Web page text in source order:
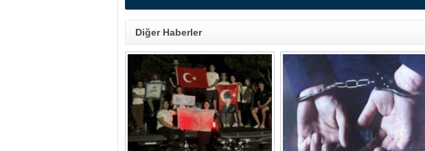
Diğer Haberler